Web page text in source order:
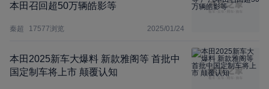
本田召回超50万辆皓影等
秦超 17577浏览 2025/01/24
本田2025新车大爆料 新款雅阁等 首批中
国定制车将上市 颠覆认知